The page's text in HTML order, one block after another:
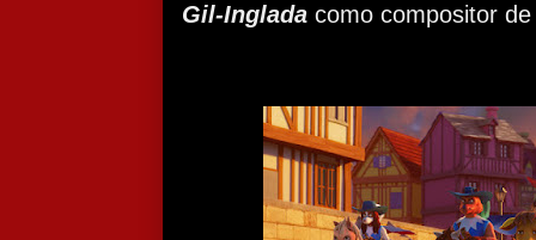
Gil-Inglada como compositor